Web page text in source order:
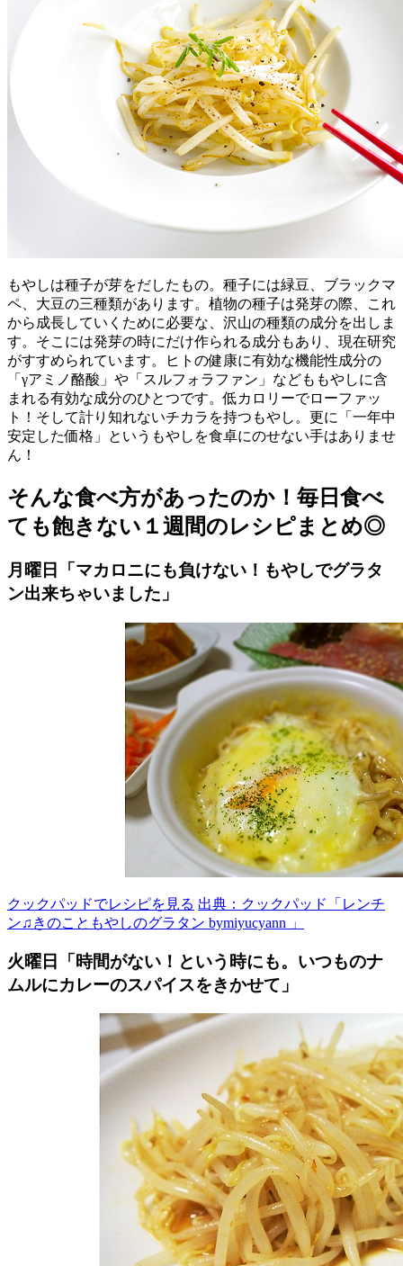
もやしは種子が芽をだしたもの。種子には緑豆、ブラックマ
ペ、大豆の三種類があります。植物の種子は発芽の際、これ
から成長していくために必要な、沢山の種類の成分を出しま
す。そこには発芽の時にだけ作られる成分もあり、現在研究
がすすめられています。ヒトの健康に有効な機能性成分の
「γアミノ酪酸」や「スルフォラファン」などももやしに含
まれる有効な成分のひとつです。低カロリーでローファッ
ト！そして計り知れないチカラを持つもやし。更に「一年中
安定した価格」というもやしを食卓にのせない手はありませ
ん！
そんな食べ方があったのか！毎日食べ
ても飽きない１週間のレシピまとめ◎
月曜日「マカロニにも負けない！もやしでグラタ
ン出来ちゃいました」
クックパッドでレシピを見る 出典：クックパッド「レンチ
ン♫きのこともやしのグラタン bymiyucyann 」
火曜日「時間がない！という時にも。いつものナ
ムルにカレーのスパイスをきかせて」